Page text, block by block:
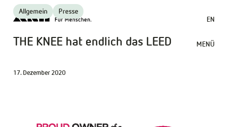
EN
MENÜ
Allgemein Presse
THE KNEE hat endlich das LEED
17. Dezember 2020